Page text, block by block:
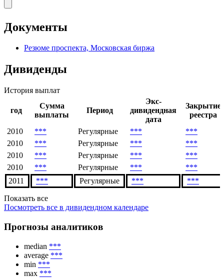
Документы
Резюме проспекта, Московская биржа
Дивиденды
История выплат
год
Сумма
выплаты
Период
Экс-
дивидендная
дата
Закрытие
реестра
2010
*** Регулярные ***
***
2010
*** Регулярные ***
***
2010
*** Регулярные ***
***
2010
*** Регулярные ***
***
2011
*** Регулярные *** ***
Показать все
Посмотреть все в дивидендном календаре
Прогнозы аналитиков
median ***
average ***
min ***
max ***